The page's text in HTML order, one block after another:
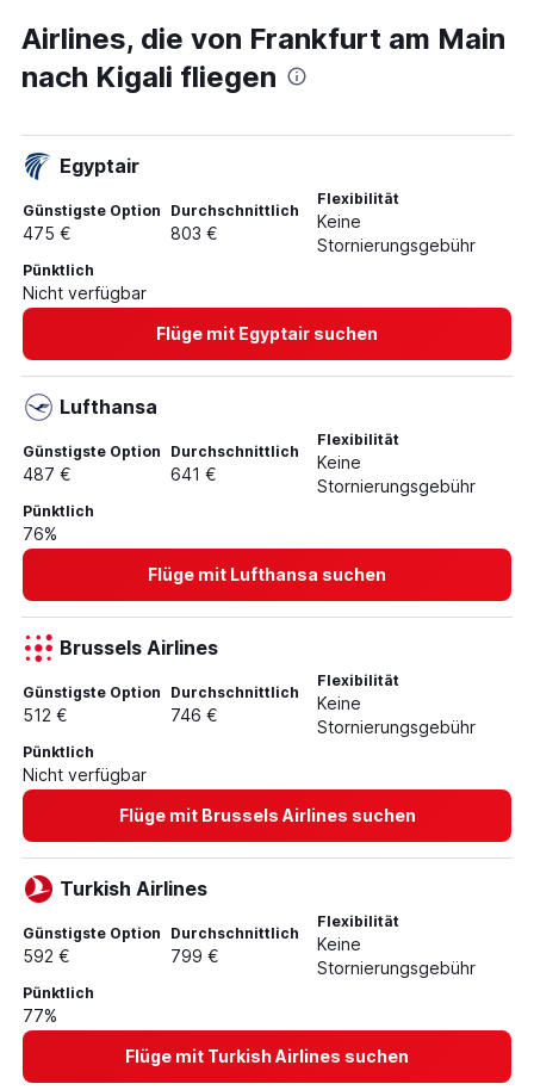
Airlines, die von Frankfurt am Main
nach Kigali fliegen
Egyptair
Günstigste Option
475 €
Durchschnittlich
803 €
Flexibilität
Keine
Stornierungsgebühr
Pünktlich
Nicht verfügbar
Flüge mit Egyptair suchen
Lufthansa
Günstigste Option
487 €
Durchschnittlich
641 €
Flexibilität
Keine
Stornierungsgebühr
Pünktlich
76%
Flüge mit Lufthansa suchen
Brussels Airlines
Günstigste Option
512 €
Durchschnittlich
746 €
Flexibilität
Keine
Stornierungsgebühr
Pünktlich
Nicht verfügbar
Flüge mit Brussels Airlines suchen
Turkish Airlines
Günstigste Option
592 €
Durchschnittlich
799 €
Flexibilität
Keine
Stornierungsgebühr
Pünktlich
77%
Flüge mit Turkish Airlines suchen